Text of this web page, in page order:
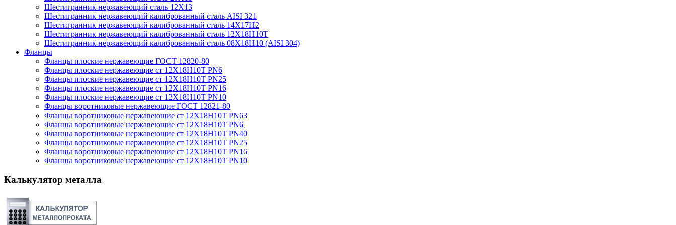
Шестигранник нержавеющий сталь 12Х13
Шестигранник нержавеющий калиброванный сталь AISI 321
Шестигранник нержавеющий калиброванный сталь 14Х17Н2
Шестигранник нержавеющий калиброванный сталь 12Х18Н10Т
Шестигранник нержавеющий калиброванный сталь 08Х18Н10 (AISI 304)
Фланцы
Фланцы плоские нержавеющие ГОСТ 12820-80
Фланцы плоские нержавеющие ст 12Х18Н10Т PN6
Фланцы плоские нержавеющие ст 12Х18Н10Т PN25
Фланцы плоские нержавеющие ст 12Х18Н10Т PN16
Фланцы плоские нержавеющие ст 12Х18Н10Т PN10
Фланцы воротниковые нержавеющие ГОСТ 12821-80
Фланцы воротниковые нержавеющие ст 12Х18Н10Т PN63
Фланцы воротниковые нержавеющие ст 12Х18Н10Т PN6
Фланцы воротниковые нержавеющие ст 12Х18Н10Т PN40
Фланцы воротниковые нержавеющие ст 12Х18Н10Т PN25
Фланцы воротниковые нержавеющие ст 12Х18Н10Т PN16
Фланцы воротниковые нержавеющие ст 12Х18Н10Т PN10
Калькулятор металла